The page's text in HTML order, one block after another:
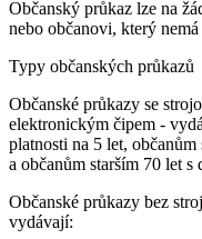
Občanský průkaz lze na
nebo občanovi, který
Typy občanských průkazů
Občanské průkazy se
elektronickým čipem -
platnosti na 5 let,
a občanům starším 70 let s
Občanské průkazy bez
vydávají: